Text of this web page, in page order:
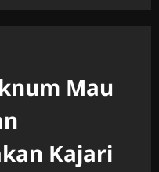
Mau
Kajari